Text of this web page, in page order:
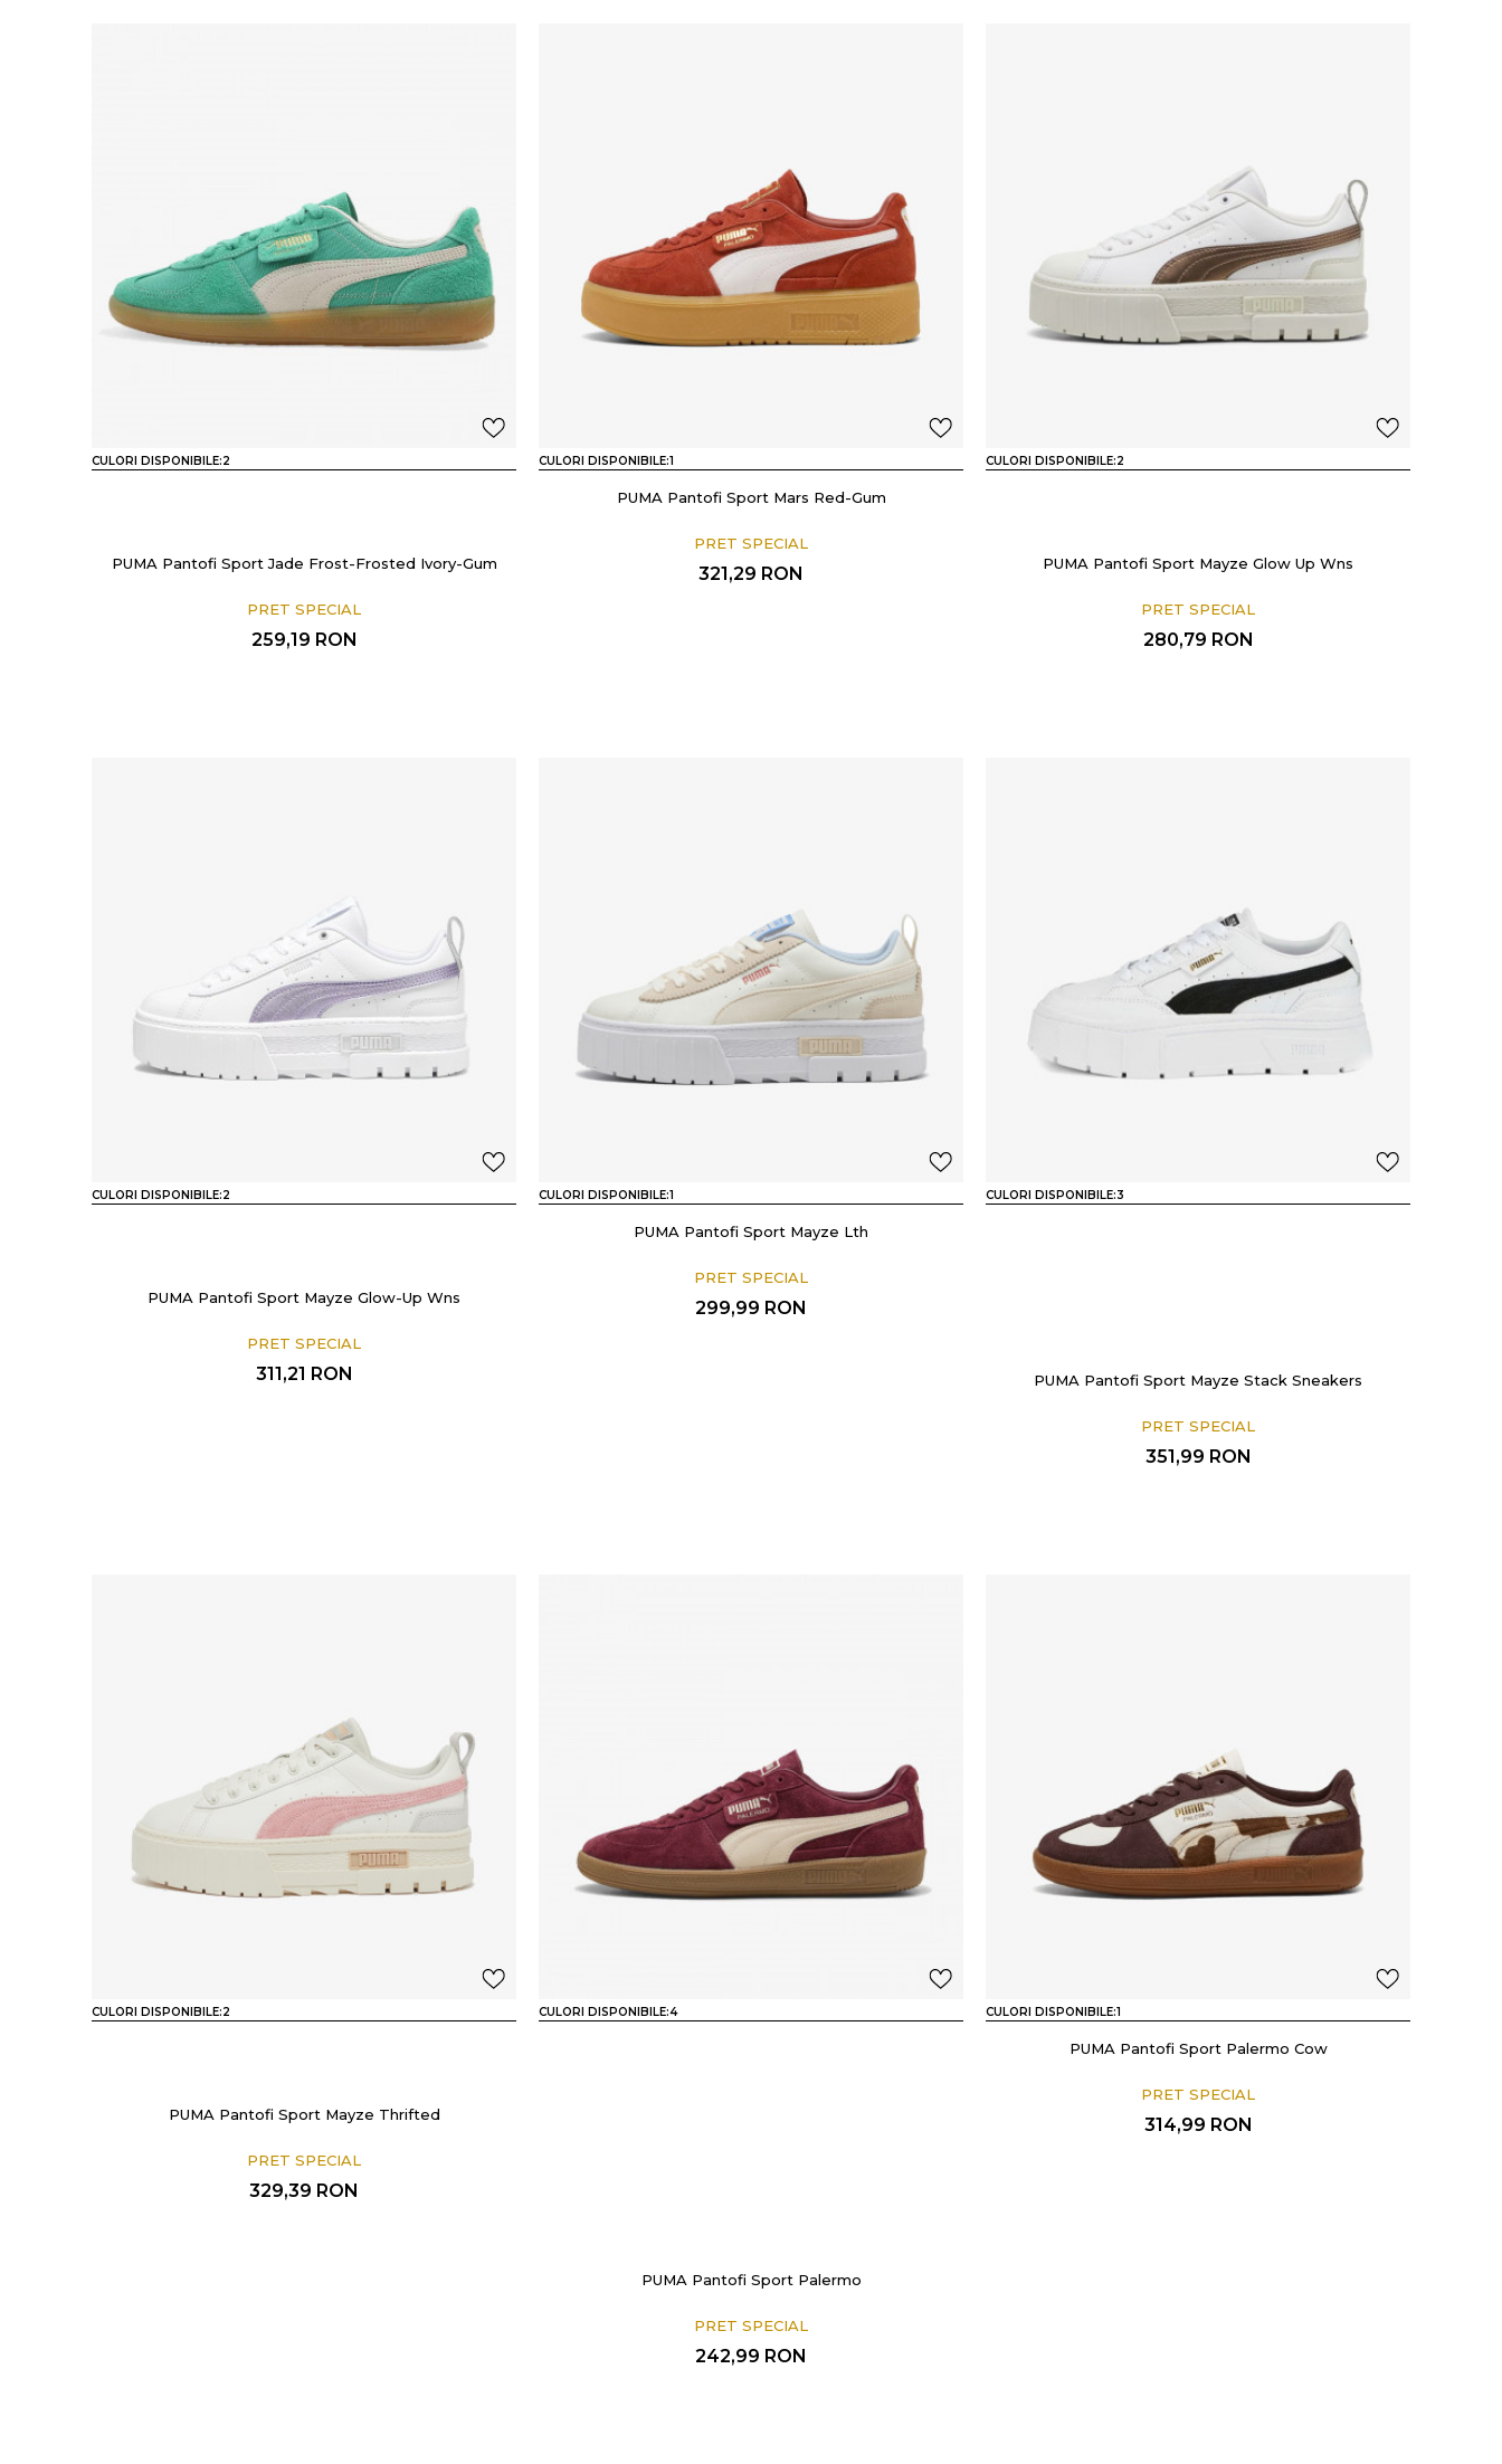
CULORI DISPONIBILE:2
PUMA Pantofi Sport Jade Frost-Frosted Ivory-Gum
PRET SPECIAL
259,19 RON
CULORI DISPONIBILE:1
PUMA Pantofi Sport Mars Red-Gum
PRET SPECIAL
321,29 RON
CULORI DISPONIBILE:2
PUMA Pantofi Sport Mayze Glow Up Wns
PRET SPECIAL
280,79 RON
CULORI DISPONIBILE:2
PUMA Pantofi Sport Mayze Glow-Up Wns
PRET SPECIAL
311,21 RON
CULORI DISPONIBILE:1
PUMA Pantofi Sport Mayze Lth
PRET SPECIAL
299,99 RON
CULORI DISPONIBILE:3
PUMA Pantofi Sport Mayze Stack Sneakers
PRET SPECIAL
351,99 RON
CULORI DISPONIBILE:2
PUMA Pantofi Sport Mayze Thrifted
PRET SPECIAL
329,39 RON
CULORI DISPONIBILE:4
PUMA Pantofi Sport Palermo
PRET SPECIAL
242,99 RON
CULORI DISPONIBILE:1
PUMA Pantofi Sport Palermo Cow
PRET SPECIAL
314,99 RON